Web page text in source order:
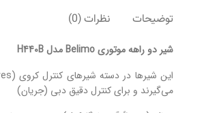
توضیحات نظرات (0)
شیر دو راهه موتوری Belimo مدل H440B
می‌گیرند و برای کنترل دقیق دبی (جریان)